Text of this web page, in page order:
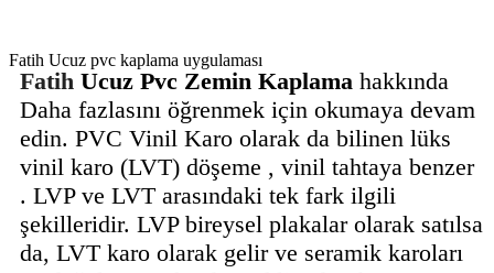
Fatih Ucuz pvc kaplama uygulaması
Fatih Ucuz Pvc Zemin Kaplama hakkında
Daha fazlasını öğrenmek için okumaya devam
edin. PVC Vinil Karo olarak da bilinen lüks
vinil karo (LVT) döşeme , vinil tahtaya benzer
. LVP ve LVT arasındaki tek fark ilgili
şekilleridir. LVP bireysel plakalar olarak satılsa
da, LVT karo olarak gelir ve seramik karoları